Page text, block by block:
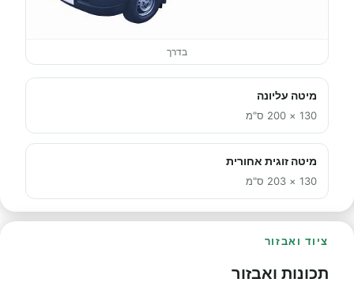
בדרך
מיטה עליונה
130 × 200 ס"מ
מיטה זוגית אחורית
130 × 203 ס"מ
ציוד ואבזור
תכונות ואבזור